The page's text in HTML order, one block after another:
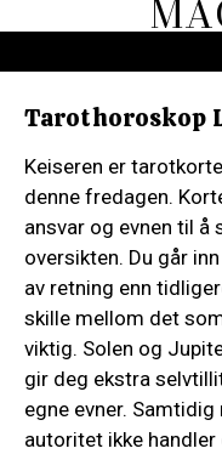
Tarothoroskop
Keiseren er
denne fredagen.
ansvar og evnen til å
oversikten. Du går
av retning enn
skille mellom det
viktig. Solen og
gir deg ekstra
egne evner.
autoritet ikke